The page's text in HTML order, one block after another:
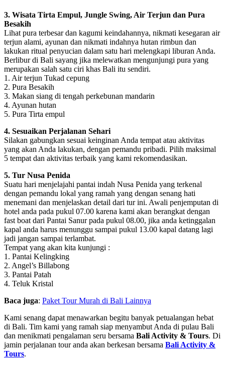
3. Wisata Tirta Empul, Jungle Swing, Air Terjun dan Pura
Besakih
Lihat pura terbesar dan kagumi keindahannya, nikmati kesegaran air
terjun alami, ayunan dan nikmati indahnya hutan rimbun dan
lakukan ritual penyucian dalam satu hari melengkapi liburan Anda.
Berlibur di Bali sayang jika melewatkan mengunjungi pura yang
merupakan salah satu ciri khas Bali itu sendiri.
1. Air terjun Tukad cepung
2. Pura Besakih
3. Makan siang di tengah perkebunan mandarin
4. Ayunan hutan
5. Pura Tirta empul
4. Sesuaikan Perjalanan Sehari
Silakan gabungkan sesuai keinginan Anda tempat atau aktivitas
yang akan Anda lakukan, dengan pemandu pribadi. Pilih maksimal
5 tempat dan aktivitas terbaik yang kami rekomendasikan.
5. Tur Nusa Penida
Suatu hari menjelajahi pantai indah Nusa Penida yang terkenal
dengan pemandu lokal yang ramah yang dengan senang hati
menemani dan menjelaskan detail dari tur ini. Awali penjemputan di
hotel anda pada pukul 07.00 karena kami akan berangkat dengan
fast boat dari Pantai Sanur pada pukul 08.00, jika anda ketinggalan
kapal anda harus menunggu sampai pukul 13.00 kapal datang lagi
jadi jangan sampai terlambat.
Tempat yang akan kita kunjungi :
1. Pantai Kelingking
2. Angel’s Billabong
3. Pantai Patah
4. Teluk Kristal
Baca juga: Paket Tour Murah di Bali Lainnya
Kami senang dapat menawarkan begitu banyak petualangan hebat
di Bali. Tim kami yang ramah siap menyambut Anda di pulau Bali
dan menikmati pengalaman seru bersama Bali Activity & Tours. Di
jamin perjalanan tour anda akan berkesan bersama Bali Activity &
Tours.